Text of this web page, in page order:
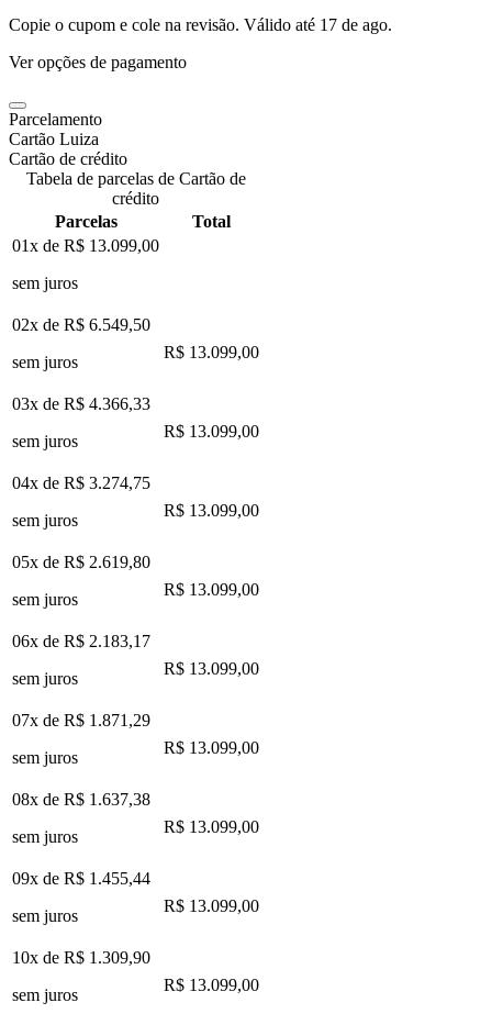
Copie o cupom e cole na revisão. Válido até 17 de ago.
Ver opções de pagamento
Parcelamento
Cartão Luiza
Cartão de crédito
Tabela de parcelas de Cartão de
crédito
Parcelas
Total
01x de R$ 13.099,00
sem juros
02x de R$ 6.549,50
sem juros
R$ 13.099,00
03x de R$ 4.366,33
sem juros
R$ 13.099,00
04x de R$ 3.274,75
sem juros
R$ 13.099,00
05x de R$ 2.619,80
sem juros
R$ 13.099,00
06x de R$ 2.183,17
sem juros
R$ 13.099,00
07x de R$ 1.871,29
sem juros
R$ 13.099,00
08x de R$ 1.637,38
sem juros
R$ 13.099,00
09x de R$ 1.455,44
sem juros
R$ 13.099,00
10x de R$ 1.309,90
sem juros
R$ 13.099,00